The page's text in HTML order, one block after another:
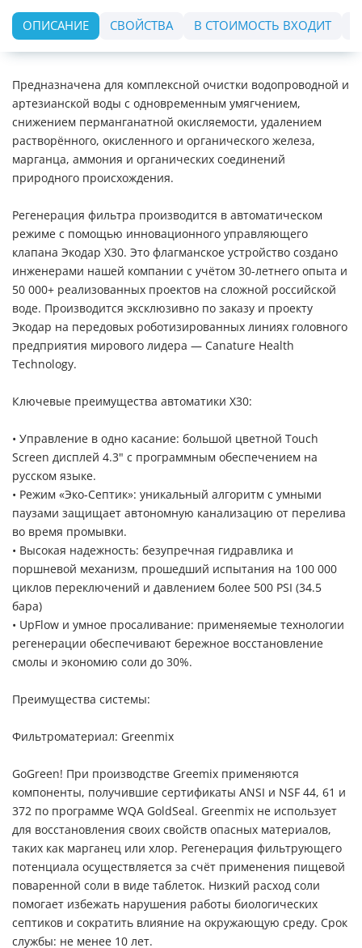
ОПИСАНИЕ СВОЙСТВА В СТОИМОСТЬ ВХОДИТ
Предназначена для комплексной очистки водопроводной и
артезианской воды с одновременным умягчением,
снижением перманганатной окисляемости, удалением
растворённого, окисленного и органического железа,
марганца, аммония и органических соединений
природного происхождения.
Регенерация фильтра производится в автоматическом
режиме с помощью инновационного управляющего
клапана Экодар X30. Это флагманское устройство создано
инженерами нашей компании с учётом 30-летнего опыта и
50 000+ реализованных проектов на сложной российской
воде. Производится эксклюзивно по заказу и проекту
Экодар на передовых роботизированных линиях головного
предприятия мирового лидера — Canature Health
Technology.
Ключевые преимущества автоматики X30:
• Управление в одно касание: большой цветной Touch
Screen дисплей 4.3" с программным обеспечением на
русском языке.
• Режим «Эко-Септик»: уникальный алгоритм с умными
паузами защищает автономную канализацию от перелива
во время промывки.
• Высокая надежность: безупречная гидравлика и
поршневой механизм, прошедший испытания на 100 000
циклов переключений и давлением более 500 PSI (34.5
бара)
• UpFlow и умное просаливание: применяемые технологии
регенерации обеспечивают бережное восстановление
смолы и экономию соли до 30%.
Преимущества системы:
Фильтроматериал: Greenmix
GoGreen! При производстве Greemix применяются
компоненты, получившие сертификаты ANSI и NSF 44, 61 и
372 по программе WQA GoldSeal. Greenmix не использует
для восстановления своих свойств опасных материалов,
таких как марганец или хлор. Регенерация фильтрующего
потенциала осуществляется за счёт применения пищевой
поваренной соли в виде таблеток. Низкий расход соли
помогает избежать нарушения работы биологических
септиков и сократить влияние на окружающую среду. Срок
службы: не менее 10 лет.